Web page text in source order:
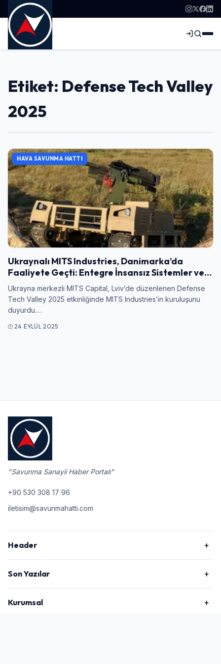
Etiket: Defense Tech Valley
2025
HAVA SAVUNMA HATTI
Ukraynalı MITS Industries, Danimarka’da
Faaliyete Geçti: Entegre İnsansız Sistemler ve…
Ukrayna merkezli MITS Capital, Lviv’de düzenlenen Defense
Tech Valley 2025 etkinliğinde MITS Industries’in kuruluşunu
duyurdu.…
24 EYLÜL 2025
"Savunma Sanayii Haber Portalı"
+90 530 308 17 96
iletisim@savunmahatti.com
Header
Son Yazılar
Kurumsal
Giriş Yap
Kullanıcı Adı veya E-posta
Şifre